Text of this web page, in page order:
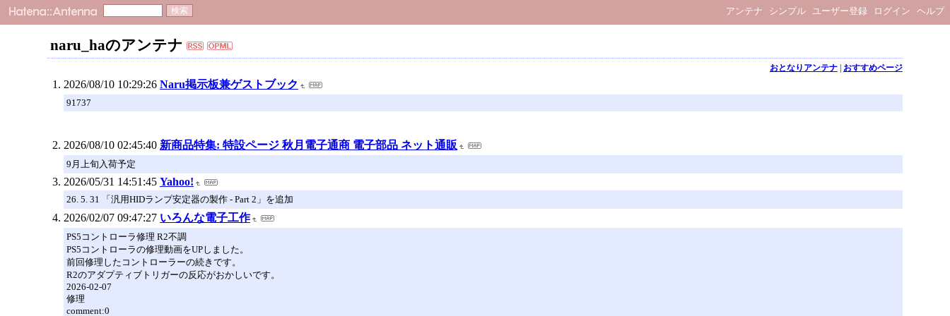
アンテナ シンプル ユーザー登録 ログイン ヘルプ
naru_haのアンテナ
おとなりアンテナ| おすすめページ
2026/08/10 10:29:26 Naru掲示板兼ゲストブック
91737
2026/08/10 02:45:40 新商品特集: 特設ページ 秋月電子通商 電子部品 ネット通販
9月上旬入荷予定
2026/05/31 14:51:45 Yahoo!
26. 5. 31 「汎用HIDランプ安定器の製作 - Part 2」を追加
2026/02/07 09:47:27 いろんな電子工作
PS5コントローラ修理 R2不調
PS5コントローラの修理動画をUPしました。
前回修理したコントローラーの続きです。
R2のアダプティブトリガーの反応がおかしいです。
2026-02-07
修理
comment:0